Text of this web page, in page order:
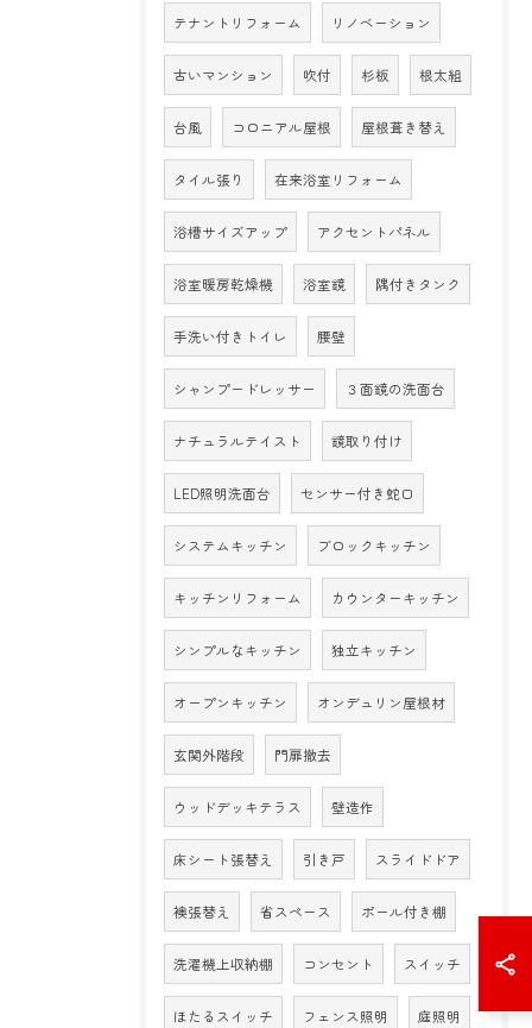
テナントリフォーム リノベーション
古いマンション 吹付 杉板 根太組
台風 コロニアル屋根 屋根葺き替え
タイル張り 在来浴室リフォーム
浴槽サイズアップ アクセントパネル
浴室暖房乾燥機 浴室鏡 隅付きタンク
手洗い付きトイレ 腰壁
シャンプードレッサー ３面鏡の洗面台
ナチュラルテイスト 鏡取り付け
LED照明洗面台 センサー付き蛇口
システムキッチン ブロックキッチン
キッチンリフォーム カウンターキッチン
シンプルなキッチン 独立キッチン
オープンキッチン オンデュリン屋根材
玄関外階段 門扉撤去
ウッドデッキテラス 壁造作
床シート張替え 引き戸 スライドドア
襖張替え 省スペース ポール付き棚
洗濯機上収納棚 コンセント スイッチ
ほたるスイッチ フェンス照明 庭照明